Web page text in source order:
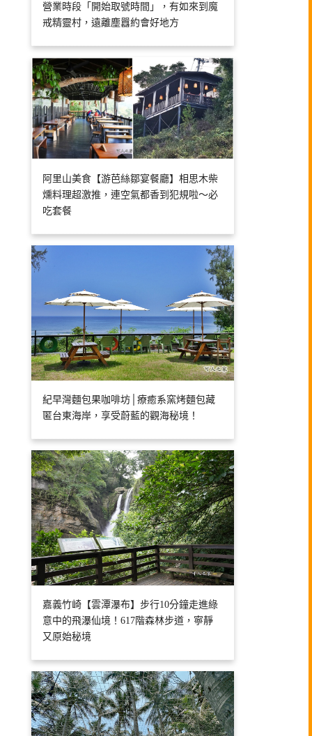
營業時段「開始取號時間」，有如來到魔
戒精靈村，遠離塵囂約會好地方
阿里山美食【游芭絲鄒宴餐廳】相思木柴
燻料理超激推，連空氣都香到犯規啦～必
吃套餐
紀早灣麵包果咖啡坊│療癒系窯烤麵包藏
匿台東海岸，享受蔚藍的觀海秘境！
嘉義竹崎【雲潭瀑布】步行10分鐘走進綠
意中的飛瀑仙境！617階森林步道，寧靜
又原始秘境